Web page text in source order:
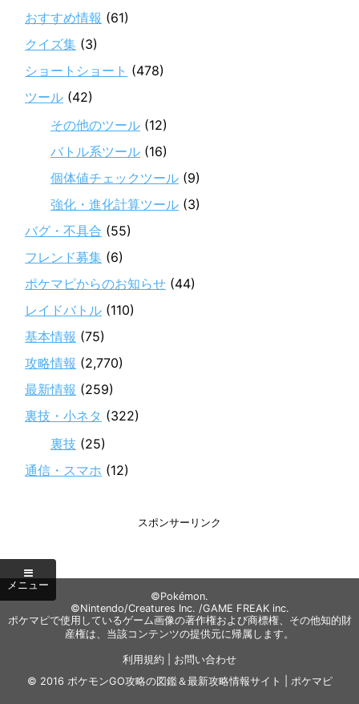
おすすめ情報 (61)
クイズ集 (3)
ショートショート (478)
ツール (42)
その他のツール (12)
バトル系ツール (16)
個体値チェックツール (9)
強化・進化計算ツール (3)
バグ・不具合 (55)
フレンド募集 (6)
ポケマピからのお知らせ (44)
レイドバトル (110)
基本情報 (75)
攻略情報 (2,770)
最新情報 (259)
裏技・小ネタ (322)
裏技 (25)
通信・スマホ (12)
スポンサーリンク
©Pokémon.
©Nintendo/Creatures Inc. /GAME FREAK inc.
ポケマピで使用しているゲーム画像の著作権および商標権、その他知的財
産権は、当該コンテンツの提供元に帰属します。
利用規約
お問い合わせ
© 2016 ポケモンGO攻略の図鑑＆最新攻略情報サイト | ポケマピ